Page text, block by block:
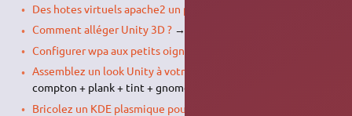
Des hotes virtuels apache2 un peu partout
Comment alléger Unity 3D ?→ sujet en jachère
Configurer wpa aux petits oignons
Assemblez un look Unity à votre Bureau Gnulinux
compton + plank + tint + gnome-do… ;)
Bricolez un KDE plasmique pour votre ordinosaure